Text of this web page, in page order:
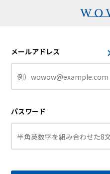
メールアドレス
パスワード